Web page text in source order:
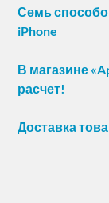
Семь
iPhone
В магазине
расчет!
Доставка